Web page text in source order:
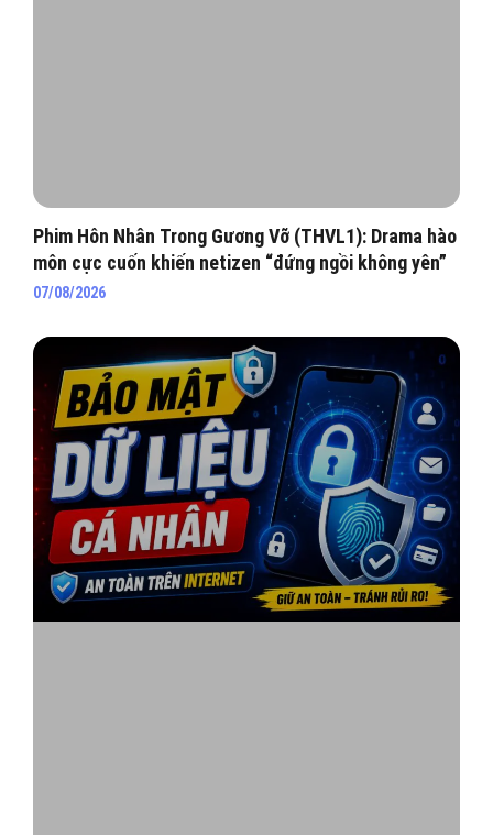
Phim Hôn Nhân Trong Gương Vỡ (THVL1): Drama hào
môn cực cuốn khiến netizen “đứng ngồi không yên”
07/08/2026